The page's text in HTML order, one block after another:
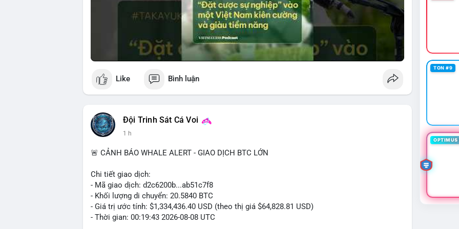
Like Bình luận
Đội Trinh Sát Cá Voi
1 h
🚨 CẢNH BÁO WHALE ALERT - GIAO DỊCH BTC LỚN
Chi tiết giao dịch:
- Mã giao dịch: d2c6200b...ab51c7f8
- Khối lượng di chuyển: 20.5840 BTC
- Giá trị ước tính: $1,334,436.40 USD (theo thị giá $64,828.81 USD)
- Thời gian: 00:19:43 2026-08-08 UTC
TON #9
OPTIMUS